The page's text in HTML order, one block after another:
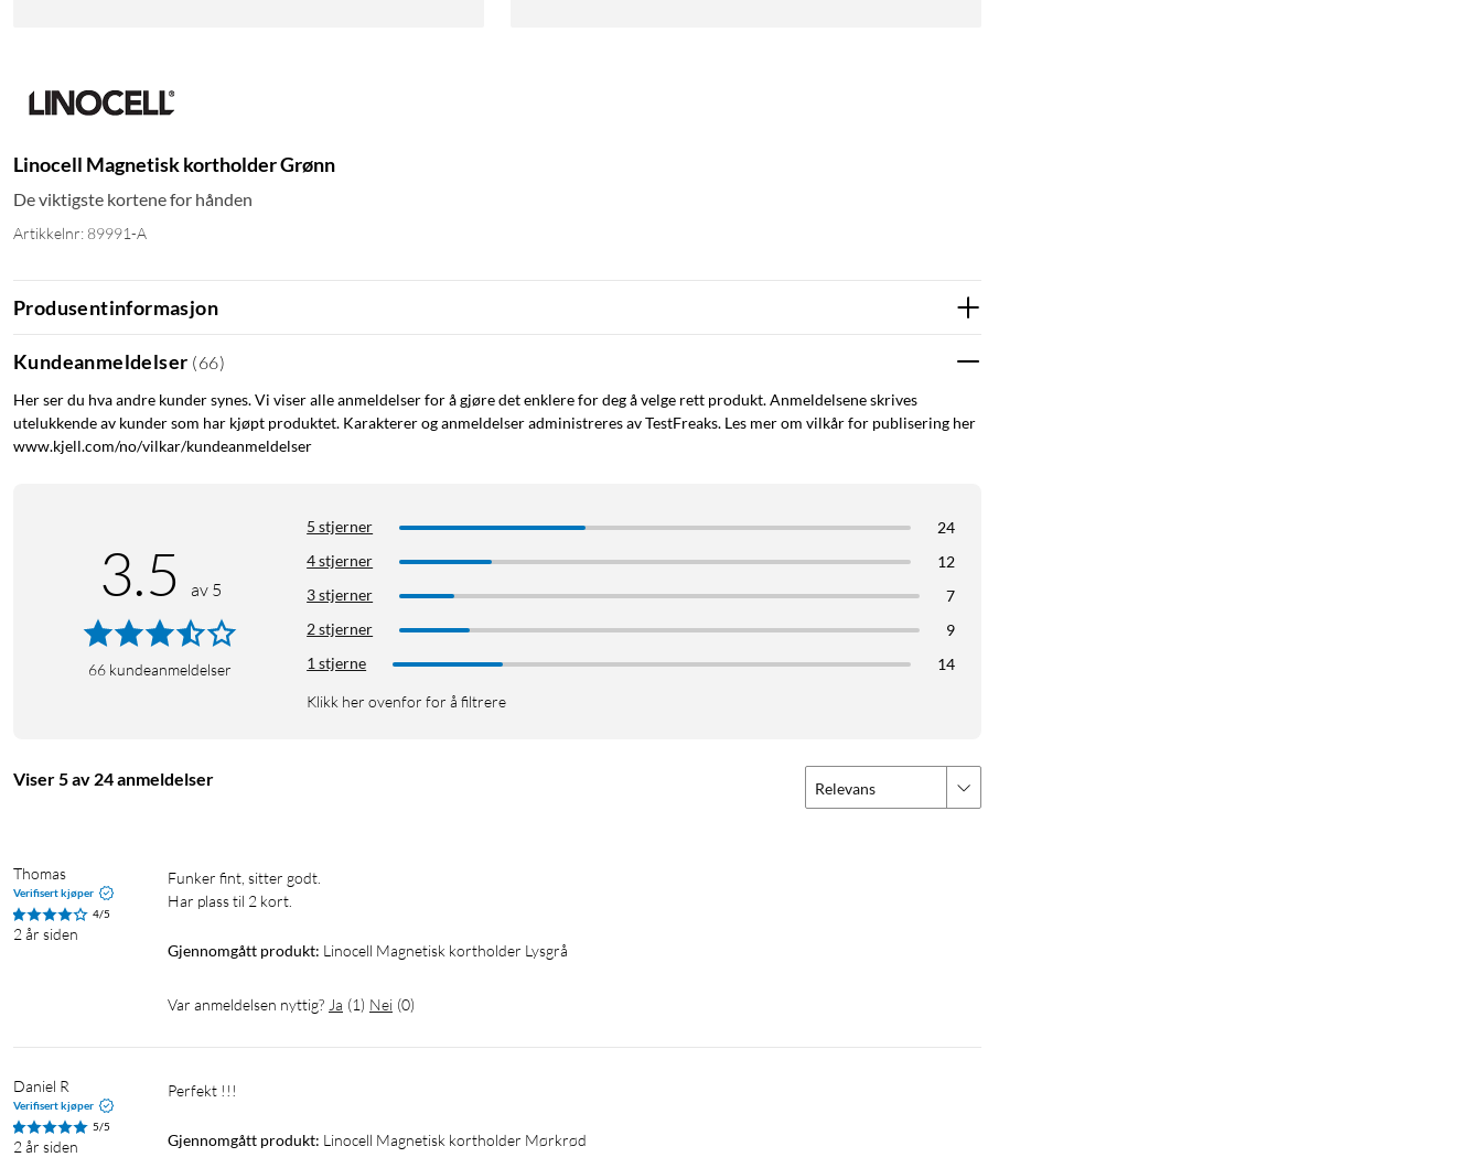
Linocell Magnetisk kortholder Grønn
De viktigste kortene for hånden
Artikkelnr: 89991-A
Produsentinformasjon
Kundeanmeldelser (66)
Her ser du hva andre kunder synes. Vi viser alle anmeldelser for å gjøre det enklere for deg å velge rett produkt. Anmeldelsene skrives
utelukkende av kunder som har kjøpt produktet. Karakterer og anmeldelser administreres av TestFreaks. Les mer om vilkår for publisering her
www.kjell.com/no/vilkar/kundeanmeldelser
3.5 av 5
66 kundeanmeldelser
5 stjerner
24
4 stjerner
12
3 stjerner
7
2 stjerner
9
1 stjerne
14
Klikk her ovenfor for å filtrere
Viser 5 av 24 anmeldelser Relevans
Thomas
Verifisert kjøper
4/5
2 år siden
Funker fint, sitter godt.
Har plass til 2 kort.
Gjennomgått produkt: Linocell Magnetisk kortholder Lysgrå
Var anmeldelsen nyttig? Ja (1) Nei (0)
Daniel R
Verifisert kjøper
5/5
2 år siden
Perfekt !!!
Gjennomgått produkt: Linocell Magnetisk kortholder Mørkrød